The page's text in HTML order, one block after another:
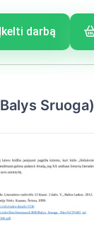
Įkelti darbą
Sruoga)